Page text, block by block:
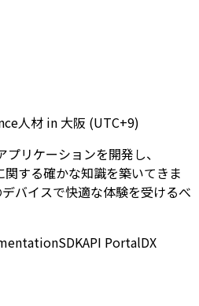
人材 in 大阪 (UTC+9)
リケーションを開発し、
する確かな知識を築いてきま
バイスで快適な体験を受けるべ
SDKAPI PortalDX